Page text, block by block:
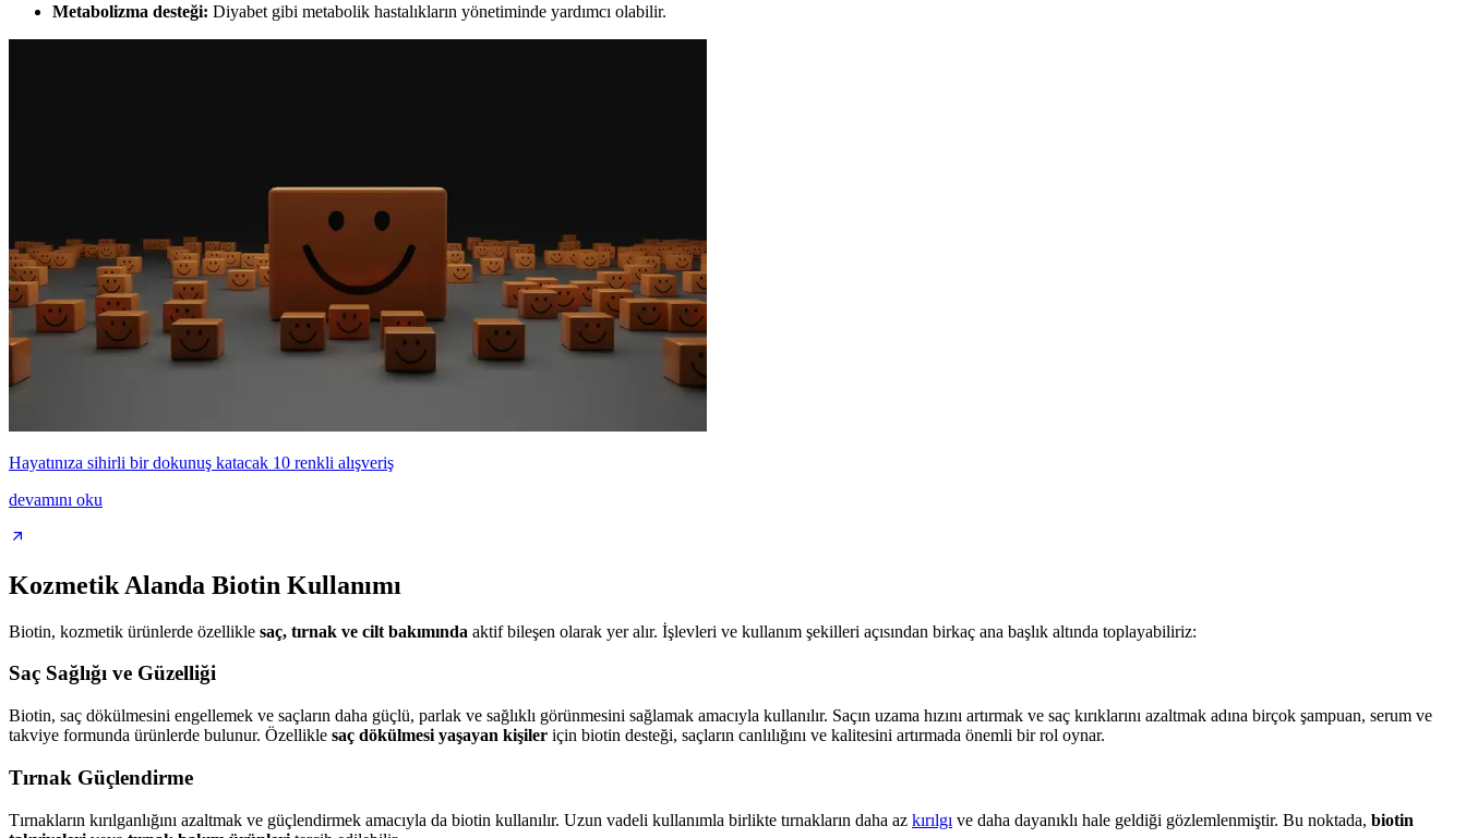
Metabolizma desteği: Diyabet gibi metabolik hastalıkların yönetiminde yardımcı olabilir.
Hayatınıza sihirli bir dokunuş katacak 10 renkli alışveriş
devamını oku
Kozmetik Alanda Biotin Kullanımı
Biotin, kozmetik ürünlerde özellikle saç, tırnak ve cilt bakımında aktif bileşen olarak yer alır. İşlevleri ve kullanım şekilleri açısından birkaç ana başlık altında toplayabiliriz:
Saç Sağlığı ve Güzelliği
Biotin, saç dökülmesini engellemek ve saçların daha güçlü, parlak ve sağlıklı görünmesini sağlamak amacıyla kullanılır. Saçın uzama hızını artırmak ve saç kırıklarını azaltmak adına birçok şampuan, serum ve
takviye formunda ürünlerde bulunur. Özellikle saç dökülmesi yaşayan kişiler için biotin desteği, saçların canlılığını ve kalitesini artırmada önemli bir rol oynar.
Tırnak Güçlendirme
Tırnakların kırılganlığını azaltmak ve güçlendirmek amacıyla da biotin kullanılır. Uzun vadeli kullanımla birlikte tırnakların daha az kırılgı ve daha dayanıklı hale geldiği gözlemlenmiştir. Bu noktada, biotin